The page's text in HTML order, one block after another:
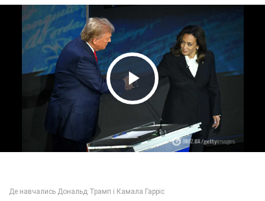
Play Video